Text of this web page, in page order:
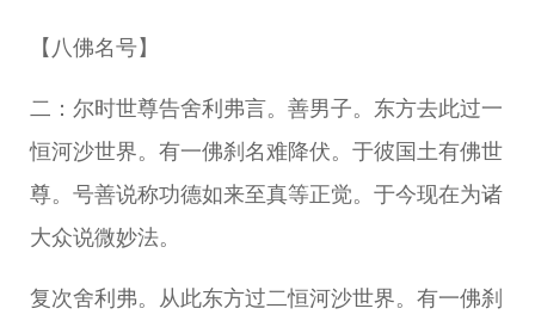
【八佛名号】
二：尔时世尊告舍利弗言。善男子。东方去此过一
恒河沙世界。有一佛刹名难降伏。于彼国土有佛世
尊。号善说称功德如来至真等正觉。于今现在为诸
大众说微妙法。
复次舍利弗。从此东方过二恒河沙世界。有一佛刹